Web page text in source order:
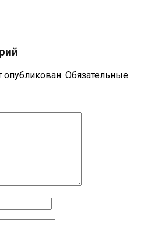
опубликован. Обязательные